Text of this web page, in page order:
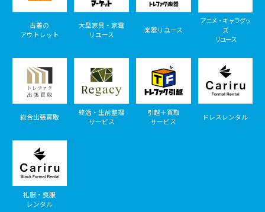
古着の
アウトレット
大型家具・家電
リユース
楽器リユース
アニメ・キャラグッ
ズ
リユース
総合出張買取
終活・生前整理
サービス
引越＋買取
サービス
ドレスレンタル
礼服・喪服
レンタル